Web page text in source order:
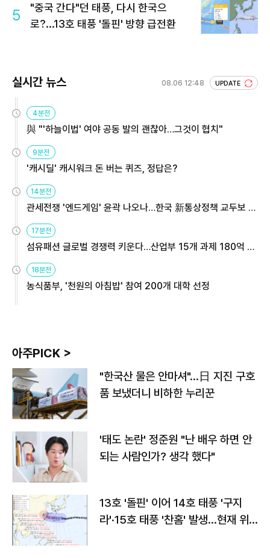
5
"중국 간다"던 태풍, 다시 한국으
로?...13호 태풍 '돌핀' 방향 급전환
실시간 뉴스 08.06 12:48 UPDATE
4분전
與 "'하늘이법' 여야 공동 발의 괜찮아…그것이 협치"
9분전
'캐시딜' 캐시워크 돈 버는 퀴즈, 정답은?
14분전
관세전쟁 '엔드게임' 윤곽 나오나…한국 新통상정책 교두보 활
17분전
섬유패션 글로벌 경쟁력 키운다…산업부 15개 과제 180억 지
18분전
농식품부, '천원의 아침밥' 참여 200개 대학 선정
아주PICK >
"한국산 물은 안마셔"…日 지진 구호
품 보냈더니 비하한 누리꾼
'태도 논란' 정준원 "난 배우 하면 안
되는 사람인가? 생각 했다"
13호 '돌핀' 이어 14호 태풍 '구지
라'·15호 태풍 '찬홈' 발생…현재 위